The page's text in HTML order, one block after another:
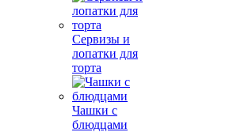
Сервизы и
лопатки для
торта
Чашки с
блюдцами